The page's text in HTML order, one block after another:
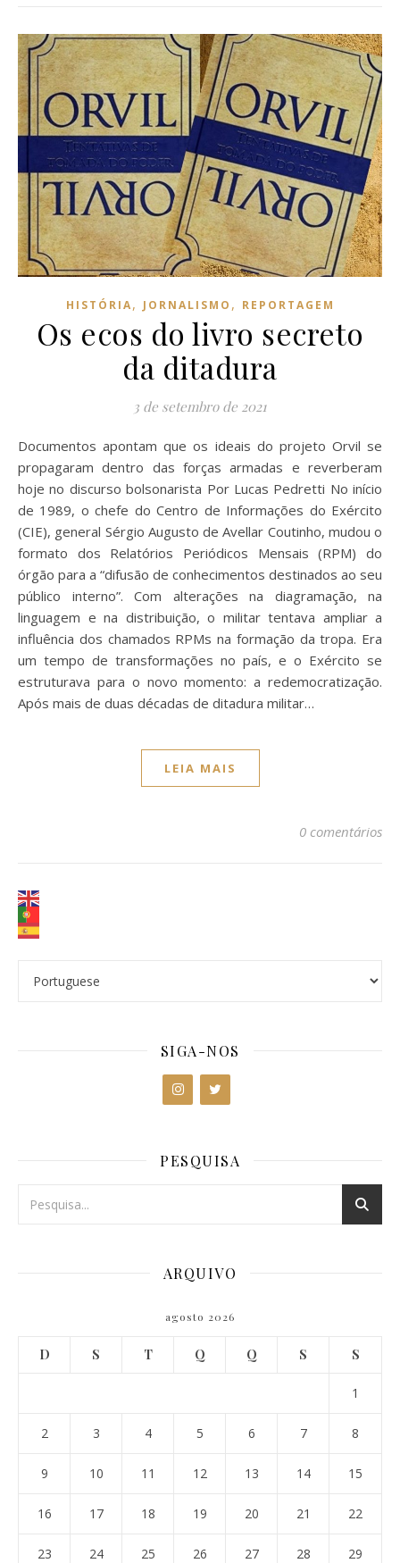
HISTÓRIA, JORNALISMO , REPORTAGEM
Os ecos do livro secreto
da ditadura
3 de setembro de 2021
Documentos apontam que os ideais do projeto Orvil se
propagaram dentro das forças armadas e reverberam
hoje no discurso bolsonarista Por Lucas Pedretti No início
de 1989, o chefe do Centro de Informações do Exército
(CIE), general Sérgio Augusto de Avellar Coutinho, mudou o
formato dos Relatórios Periódicos Mensais (RPM) do
órgão para a “difusão de conhecimentos destinados ao seu
público interno”. Com alterações na diagramação, na
linguagem e na distribuição, o militar tentava ampliar a
influência dos chamados RPMs na formação da tropa. Era
um tempo de transformações no país, e o Exército se
estruturava para o novo momento: a redemocratização.
Após mais de duas décadas de ditadura militar…
LEIA MAIS
0 comentários
SIGA-NOS
PESQUISA
ARQUIVO
agosto 2026
D S T Q Q S S
1
2 3 4 5 6 7 8
9 10 11 12 13 14 15
16 17 18 19 20 21 22
23 24 25 26 27 28 29